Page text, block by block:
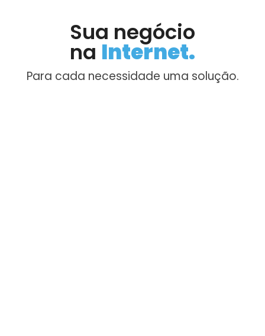
Sua negócio
na Internet.
Para cada necessidade uma solução.